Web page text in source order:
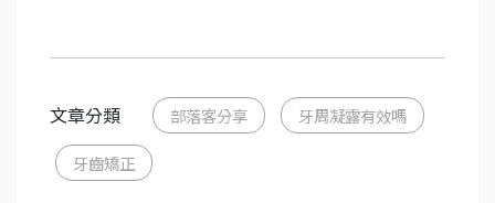
文章分類 部落客分享 牙周凝露有效嗎
牙齒矯正